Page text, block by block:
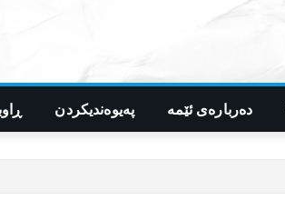
دەربارەی ئێمە پەیوەندیکردن